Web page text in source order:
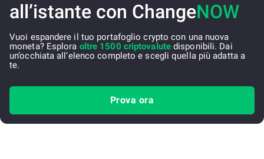
all’istante con ChangeNOW
Vuoi espandere il tuo portafoglio crypto con una nuova
moneta? Esplora oltre 1500 criptovalutedisponibili. Dai
un’occhiata all’elenco completo e scegli quella più adatta a
te.
Prova ora